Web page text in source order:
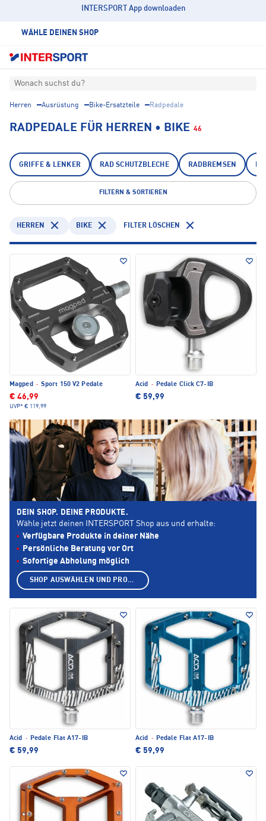
INTERSPORT App downloaden
WÄHLE DEINEN SHOP
Wonach suchst du?
Herren Ausrüstung Bike-Ersatzteile Radpedale
RADPEDALE FÜR HERREN • BIKE 46
GRIFFE & LENKER RAD SCHUTZBLECHE RADBREMSEN
FILTERN & SORTIEREN
HERREN BIKE FILTER LÖSCHEN
Magped · Sport 150 V2 Pedale
€ 46,99
UVP* € 119,99
Acid · Pedale Click C7-IB
€ 59,99
Acid · Pedale Flat A17-IB
€ 59,99
Acid · Pedale Flat A17-IB
€ 59,99
DEIN SHOP. DEINE PRODUKTE.
Wähle jetzt deinen INTERSPORT Shop aus und erhalte:
Verfügbare Produkte in deiner Nähe
Persönliche Beratung vor Ort
Sofortige Abholung möglich
SHOP AUSWÄHLEN UND PRODUKTE ANZEIGEN